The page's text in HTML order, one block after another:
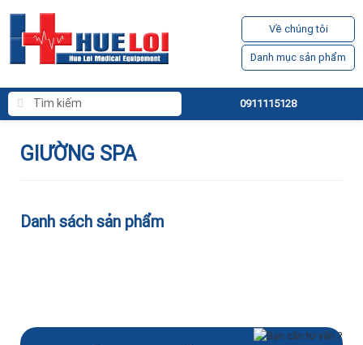
Về chúng tôi
Danh mục sản phẩm
0911115128
GIƯỜNG SPA
Danh sách sản phẩm